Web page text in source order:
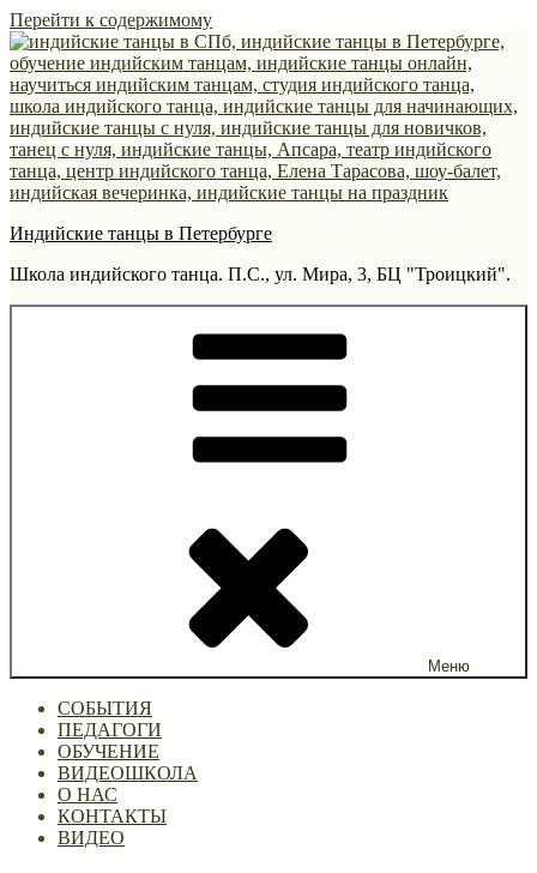
Перейти к содержимому
Индийские танцы в Петербурге
Школа индийского танца. П.С., ул. Мира, 3, БЦ "Троицкий".
Меню
СОБЫТИЯ
ПЕДАГОГИ
ОБУЧЕНИЕ
ВИДЕОШКОЛА
О НАС
КОНТАКТЫ
ВИДЕО